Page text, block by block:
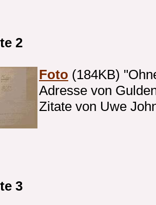
2
Foto (184KB)
Adresse von
Zitate von Uwe
3